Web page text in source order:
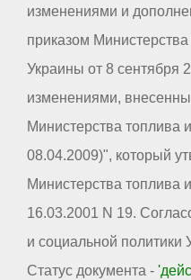
изменениями и
приказом Министерства
Украины от 8 сентября
изменениями,
Министерства топлива
08.04.2009)", который
Министерства топлива
16.03.2001 N 19.
и социальной политики
Статус документа -